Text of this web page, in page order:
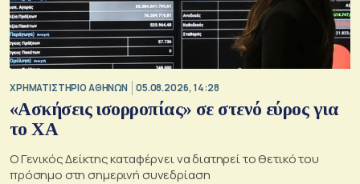
XΡΗΜΑΤΙΣΤΗΡΙΟ ΑΘΗΝΩΝ 05.08.2026, 14:28
«Ασκήσεις ισορροπίας» σε στενό εύρος για
το ΧΑ
O Γενικός Δείκτης καταφέρνει να διατηρεί το θετικό του
πρόσημο στη σημερινή συνεδρίαση